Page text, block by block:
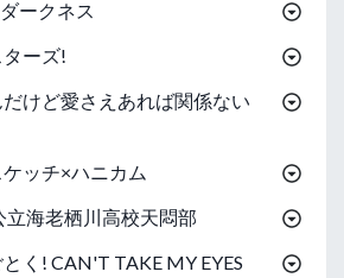
ークネス
ーズ!
けど愛さえあれば関係ない
ッチ×ハニカム
立海老栖川高校天悶部
く! CAN'T TAKE MY EYES